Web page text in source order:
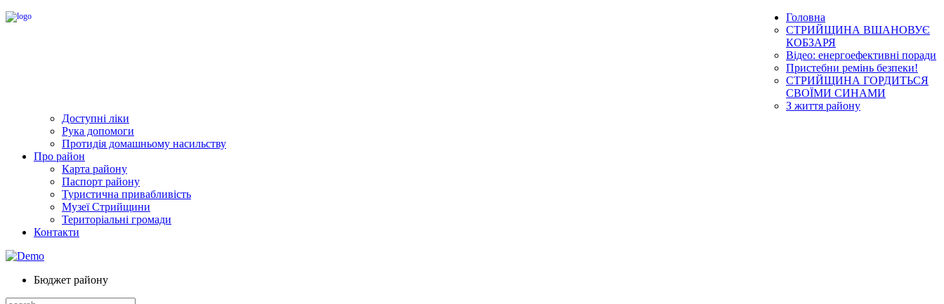
Головна
СТРИЙЩИНА ВШАНОВУЄ
КОБЗАРЯ
Відео: енергоефективні поради
Пристебни ремінь безпеки!
СТРИЙЩИНА ГОРДИТЬСЯ
СВОЇМИ СИНАМИ
З життя району
Доступні ліки
Рука допомоги
Протидія домашньому насильству
Про район
Карта району
Паспорт району
Туристична привабливість
Музеї Стрийщини
Територіальні громади
Контакти
Бюджет району